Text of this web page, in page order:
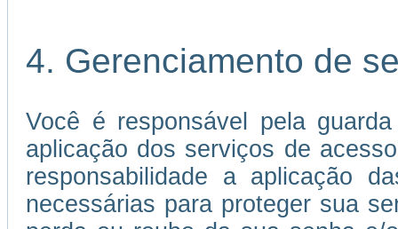
4. Gerenciamento de
Você é responsável pela
aplicação dos serviços de
responsabilidade a aplicação
necessárias para proteger sua